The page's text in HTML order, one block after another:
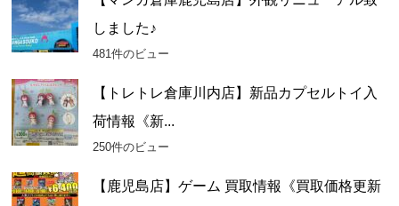
しました♪
481件のビュー
【トレトレ倉庫川内店】新品カプセルトイ入
荷情報《新...
250件のビュー
【鹿児島店】ゲーム 買取情報《買取価格更新